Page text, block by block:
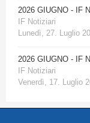
2026 GIUGNO - IF
IF Notiziari
Lunedì, 27. Luglio
2026 GIUGNO - IF
IF Notiziari
Venerdì, 17. Luglio